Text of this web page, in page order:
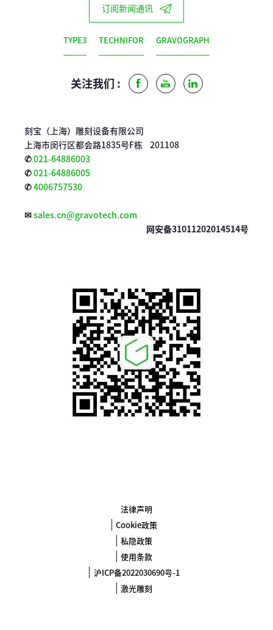
订阅新闻通讯
TYPE3 TECHNIFOR GRAVOGRAPH
关注我们 : FacebookYoutubeLinkedIn
刻宝（上海）雕刻设备有限公司
上海市闵行区都会路1835号F栋 201108
✆021-64886003
✆021-64886005
✆4006757530
✉sales.cn@gravotech.com
网安备31011202014514号
法律声明
Cookie政策
私隐政策
使用条款
沪ICP备2022030690号-1
激光雕刻